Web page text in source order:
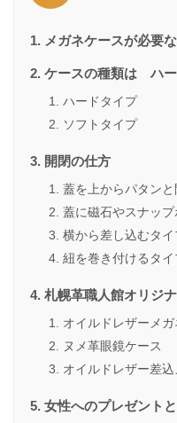
メガネケースが必要
ケースの種類は ハ
ハードタイプ
ソフトタイプ
開閉の仕方
蓋を上からパタン
蓋に磁石やスナッ
横から差し込むタイ
紐を巻き付けるタイ
札幌革職人館オリジ
オイルドレザーメガ
ヌメ革眼鏡ケース
オイルドレザー差
女性へのプレゼント